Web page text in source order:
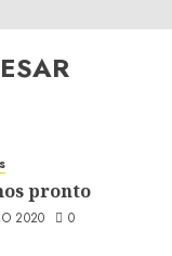
pronto
2020 0